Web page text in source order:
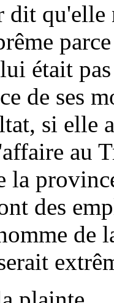
dit qu'elle
était
de ses
si elle
au
la
des
de